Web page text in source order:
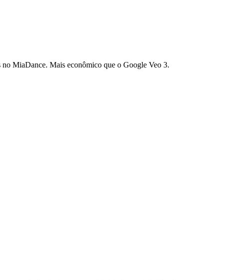
MiaDance. Mais econômico que o Google Veo 3.